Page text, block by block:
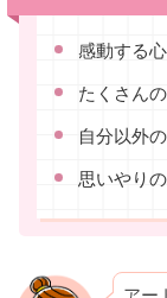
感動する心
たくさん
自分以外
思いやり